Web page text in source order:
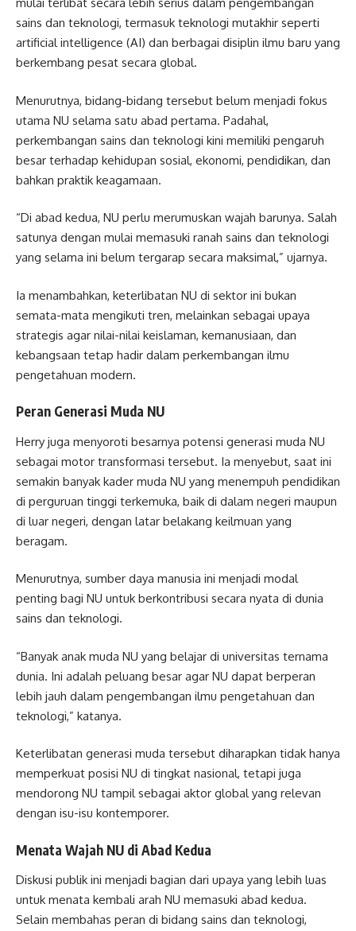
sains dan teknologi, termasuk teknologi mutakhir seperti
artificial intelligence (AI) dan berbagai disiplin ilmu baru yang
berkembang pesat secara global.
Menurutnya, bidang-bidang tersebut belum menjadi fokus
utama NU selama satu abad pertama. Padahal,
perkembangan sains dan teknologi kini memiliki pengaruh
besar terhadap kehidupan sosial, ekonomi, pendidikan, dan
bahkan praktik keagamaan.
“Di abad kedua, NU perlu merumuskan wajah barunya. Salah
satunya dengan mulai memasuki ranah sains dan teknologi
yang selama ini belum tergarap secara maksimal,” ujarnya.
Ia menambahkan, keterlibatan NU di sektor ini bukan
semata-mata mengikuti tren, melainkan sebagai upaya
strategis agar nilai-nilai keislaman, kemanusiaan, dan
kebangsaan tetap hadir dalam perkembangan ilmu
pengetahuan modern.
Peran Generasi Muda NU
Herry juga menyoroti besarnya potensi generasi muda NU
sebagai motor transformasi tersebut. Ia menyebut, saat ini
semakin banyak kader muda NU yang menempuh pendidikan
di perguruan tinggi terkemuka, baik di dalam negeri maupun
di luar negeri, dengan latar belakang keilmuan yang
beragam.
Menurutnya, sumber daya manusia ini menjadi modal
penting bagi NU untuk berkontribusi secara nyata di dunia
sains dan teknologi.
“Banyak anak muda NU yang belajar di universitas ternama
dunia. Ini adalah peluang besar agar NU dapat berperan
lebih jauh dalam pengembangan ilmu pengetahuan dan
teknologi,” katanya.
Keterlibatan generasi muda tersebut diharapkan tidak hanya
memperkuat posisi NU di tingkat nasional, tetapi juga
mendorong NU tampil sebagai aktor global yang relevan
dengan isu-isu kontemporer.
Menata Wajah NU di Abad Kedua
Diskusi publik ini menjadi bagian dari upaya yang lebih luas
untuk menata kembali arah NU memasuki abad kedua.
Selain membahas peran di bidang sains dan teknologi,